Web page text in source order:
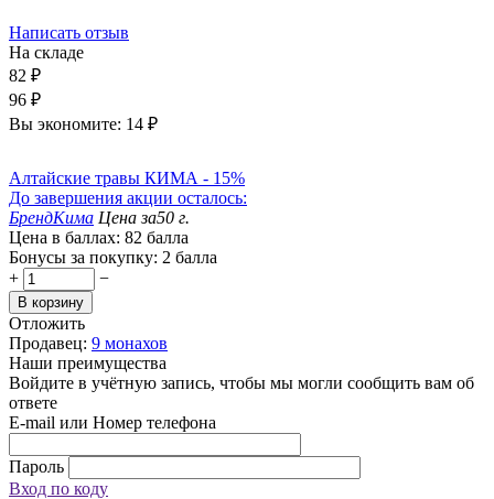
Написать отзыв
На складе
82 ₽
96 ₽
Вы экономите: 14 ₽
Алтайские травы КИМА - 15%
До завершения акции осталось:
БрендКима Цена за50 г.
Цена в баллах: 82 балла
Бонусы за покупку: 2 балла
+
−
В корзину
Отложить
Продавец: 9 монахов
Наши преимущества
Войдите в учётную запись, чтобы мы могли сообщить вам об
ответе
E-mail или Номер телефона
Пароль
Вход по коду